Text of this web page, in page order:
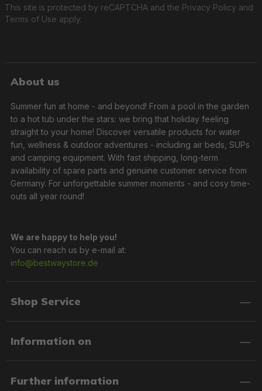
This site is protected by reCAPTCHA and the Privacy Policy and
Terms of Use apply.
About us
Summer fun at home - and beyond! From a pool in the garden
to a hot tub under the stars: we bring that holiday feeling
straight to your home! Discover versatile products for water
fun, wellness & outdoor adventures - including air beds, SUPs
and camping equipment. With fast shipping, long-term
availability of spare parts and genuine customer service from
Germany. For unforgettable summer moments - and cosy time-
outs all year round!
We are happy to help you!
You can reach us by e-mail at:
info@bestwaystore.de
Shop Service
Information on
Further information